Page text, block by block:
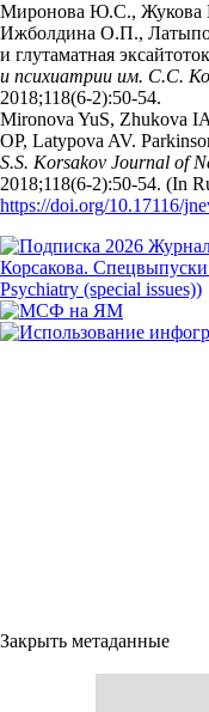
Миронова Ю.С., Жукова
Ижболдина О.П.,
и глутаматная
и психиатрии им. С.С.
2018;118(6‑2):50‑54.
Mironova YuS, Zhukova
OP, Latypova AV.
S.S. Korsakov Journal of
2018;118(6‑2):50‑54. (In
https://doi.org/10.17116/
Закрыть метаданные